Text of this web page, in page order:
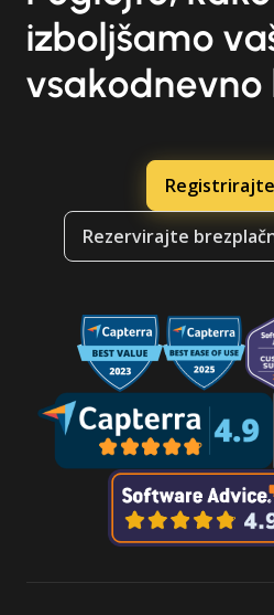
izboljšamo
vsakodnevno
Rezervirajte